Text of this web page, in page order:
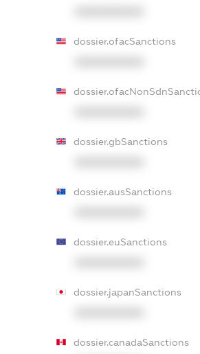
dossier.ofacSanctions
dossier.gbSanctions
dossier.ausSanctions
dossier.euSanctions
dossier.japanSanctions
dossier.canadaSanctions